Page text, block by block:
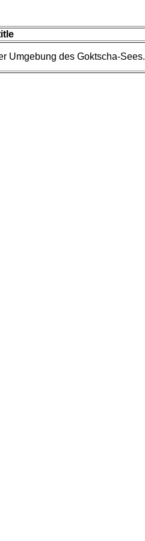
Umgebung des Goktscha-Sees.